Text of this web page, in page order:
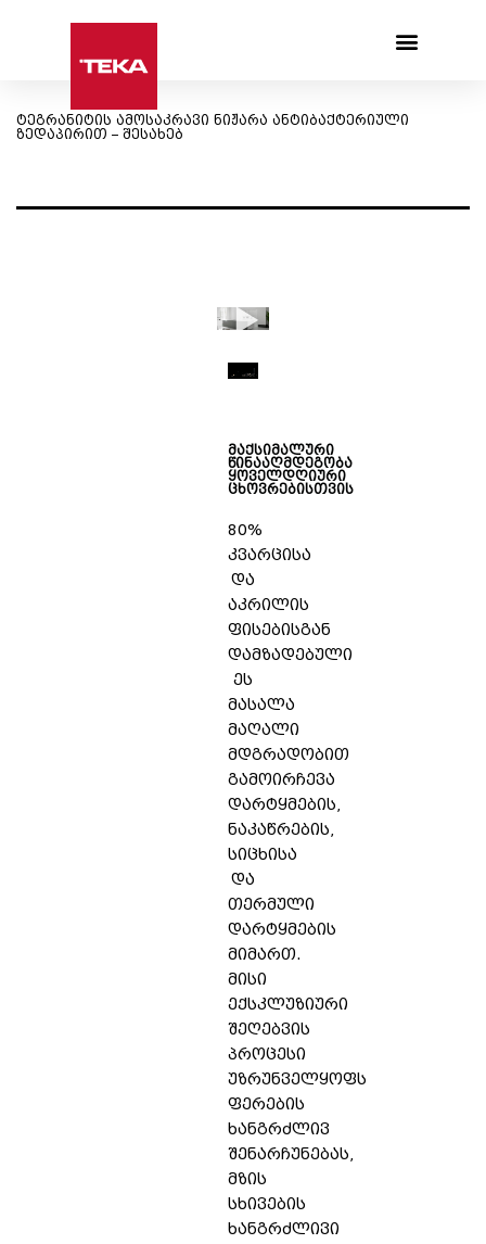
ტეგრანიტის ამოსაკრავი ნიჟარა ანტიბაქტერიული
ზედაპირით – შესახებ
მაქსიმალური
წინააღმდეგობა
ყოველდღიური
ცხოვრებისთვის
80%
კვარცისა
და
აკრილის
ფისებისგან
დამზადებული
ეს
მასალა
მაღალი
მდგრადობით
გამოირჩევა
დარტყმების,
ნაკაწრების,
სიცხისა
და
თერმული
დარტყმების
მიმართ.
მისი
ექსკლუზიური
შეღებვის
პროცესი
უზრუნველყოფს
ფერების
ხანგრძლივ
შენარჩუნებას,
მზის
სხივების
ხანგრძლივი